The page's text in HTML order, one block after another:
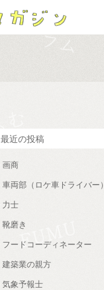
最近の投稿
画商
車両部（ロケ車ドライバー）
力士
靴磨き
フードコーディネーター
建築業の親方
気象予報士